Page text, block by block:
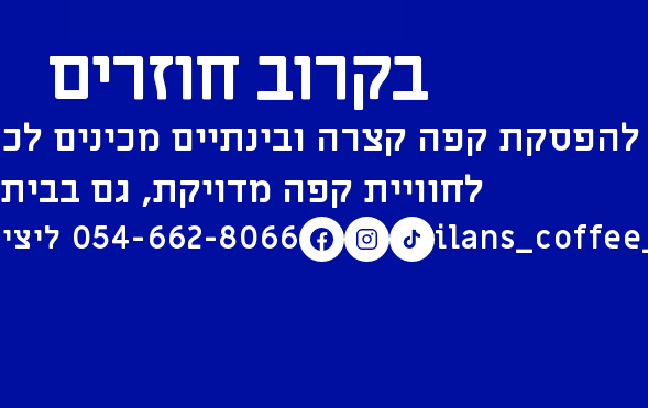
בקרוב חוזרים
להפסקת קפה קצרה ובינתיים מכינים
לחוויית קפה מדויקת, גם
054-662-8066